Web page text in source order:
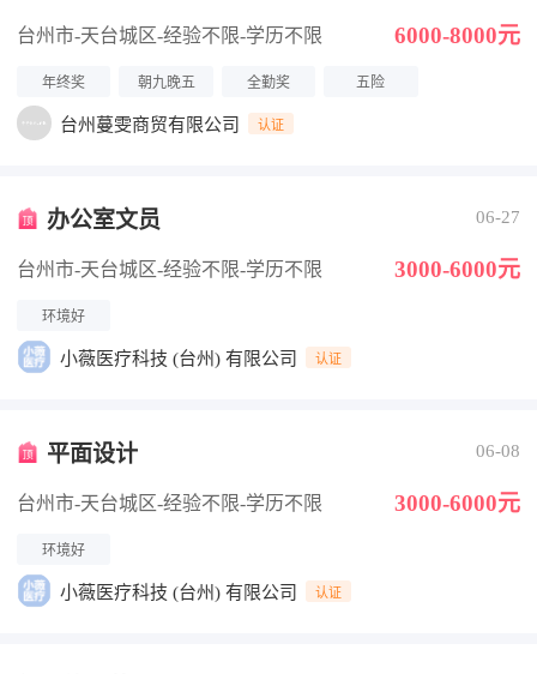
台州市-天台城区-经验不限-学历不限 6000-8000元
年终奖 朝九晚五 全勤奖 五险
台州蔓雯商贸有限公司 认证
办公室文员 06-27
台州市-天台城区-经验不限-学历不限 3000-6000元
环境好
小薇医疗科技 (台州) 有限公司 认证
平面设计 06-08
台州市-天台城区-经验不限-学历不限 3000-6000元
环境好
小薇医疗科技 (台州) 有限公司 认证